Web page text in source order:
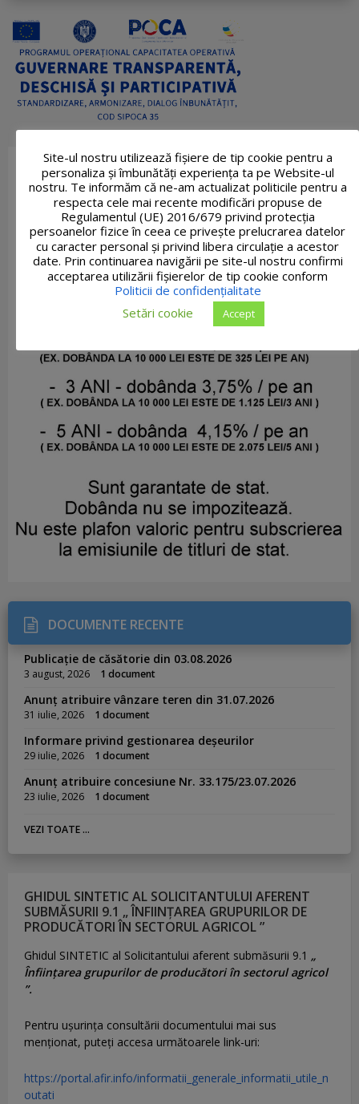
DOCUMENTE RECENTE
Publicație de căsătorie din 03.08.2026
3 august, 2026 1 document
Anunț atribuire vânzare teren din 31.07.2026
31 iulie, 2026 1 document
Informare privind gestionarea deșeurilor
29 iulie, 2026 1 document
Anunț atribuire concesiune Nr. 33.175/23.07.2026
23 iulie, 2026 1 document
VEZI TOATE ...
GHIDUL SINTETIC AL SOLICITANTULUI AFERENT
SUBMĂSURII 9.1 „ ÎNFIINȚAREA GRUPURILOR DE
PRODUCĂTORI ÎN SECTORUL AGRICOL ”
Ghidul SINTETIC al Solicitantului aferent submăsurii 9.1 „
Înființarea grupurilor de producători în sectorul agricol
”.
Pentru uşurinţa consultării documentului mai sus
menţionat, puteţi accesa următoarele link-uri:
https://portal.afir.info/informatii_generale_informatii_utile_n
outati
Site-ul nostru utilizează fişiere de tip cookie pentru a
personaliza și îmbunătăți experiența ta pe Website-ul
nostru. Te informăm că ne-am actualizat politicile pentru a
respecta cele mai recente modificări propuse de
Regulamentul (UE) 2016/679 privind protecția
persoanelor fizice în ceea ce privește prelucrarea datelor
cu caracter personal și privind libera circulație a acestor
date. Prin continuarea navigării pe site-ul nostru confirmi
acceptarea utilizării fişierelor de tip cookie conform
Politicii de confidențialitate
Setări cookie
Accept